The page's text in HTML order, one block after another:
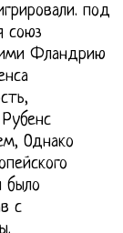
под
союз
Фландрию
Однако
было
с